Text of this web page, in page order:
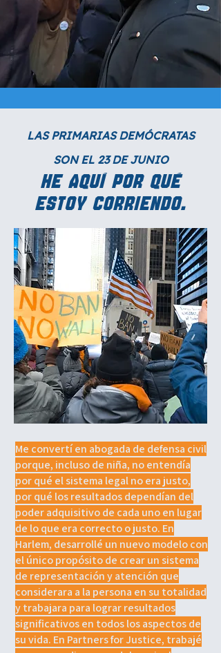
LAS PRIMARIAS DEMÓCRATAS
SON EL 23 DE JUNIO
He aquí por qué
estoy corriendo.
Me convertí en abogada de defensa civil
porque, incluso de niña, no entendía
por qué el sistema legal no era justo,
por qué los resultados dependían del
poder adquisitivo de cada uno en lugar
de lo que era correcto o justo. En
Harlem, desarrollé un nuevo modelo con
el único propósito de crear un sistema
de representación y atención que
considerara a la persona en su totalidad
y trabajara para lograr resultados
significativos en todos los aspectos de
su vida. En Partners for Justice, trabajé